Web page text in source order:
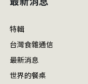
特輯
台灣食雜通信
最新消息
世界的餐桌